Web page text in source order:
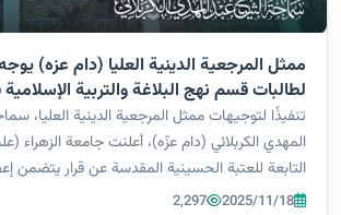
ممثل المرجعية الدينية العليا (دام عزه)
لطالبات قسم نهج البلاغة والتربية
الزهراء (ع)
تنفيذًا لتوجيهات ممثل المرجعية الدينية العليا،
المهدي الكربلائي (دام عزّه)، أعلنت جامعة الزهراء
التابعة للعتبة الحسينية المقدسة عن قرار يتضمن
قسم نهج البلاغة والتربية الإسلامية في كلية التربية
2025/11/18
2,297